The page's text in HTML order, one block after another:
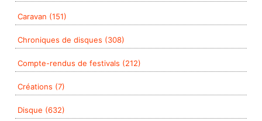
Caravan (151)
Chroniques de disques (308)
Compte-rendus de festivals (212)
Créations (7)
Disque (632)